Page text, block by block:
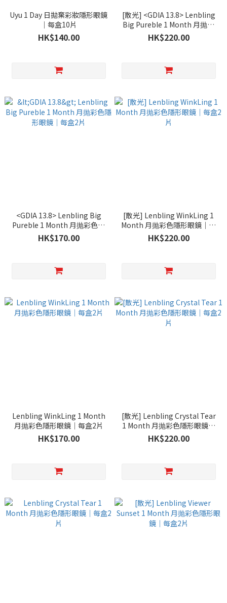
Uyu 1 Day 日拋棄彩妝隱形眼鏡
｜每盒10片
HK$140.00
[散光] <GDIA 13.8> Lenbling
Big Pureble 1 Month 月抛彩
色隱形眼鏡｜每盒2片
HK$220.00
<GDIA 13.8> Lenbling Big
Pureble 1 Month 月抛彩色隱
形眼鏡｜每盒2片
HK$170.00
[散光] Lenbling WinkLing 1
Month 月抛彩色隱形眼鏡｜每
盒2片
HK$220.00
Lenbling WinkLing 1 Month
月抛彩色隱形眼鏡｜每盒2片
HK$170.00
[散光] Lenbling Crystal Tear
1 Month 月抛彩色隱形眼鏡｜
每盒2片
HK$220.00